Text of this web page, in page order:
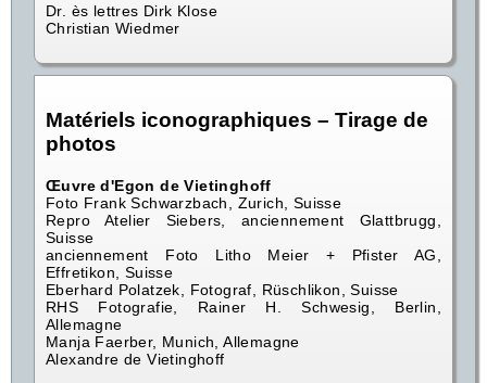
Dr. ès lettres Dirk Klose
Christian Wiedmer
Matériels iconographiques – Tirage de
photos
Œuvre d'Egon de Vietinghoff
Foto Frank Schwarzbach, Zurich, Suisse
Repro Atelier Siebers, anciennement Glattbrugg,
Suisse
anciennement Foto Litho Meier + Pfister AG,
Effretikon, Suisse
Eberhard Polatzek, Fotograf, Rüschlikon, Suisse
RHS Fotografie, Rainer H. Schwesig, Berlin,
Allemagne
Manja Faerber, Munich, Allemagne
Alexandre de Vietinghoff